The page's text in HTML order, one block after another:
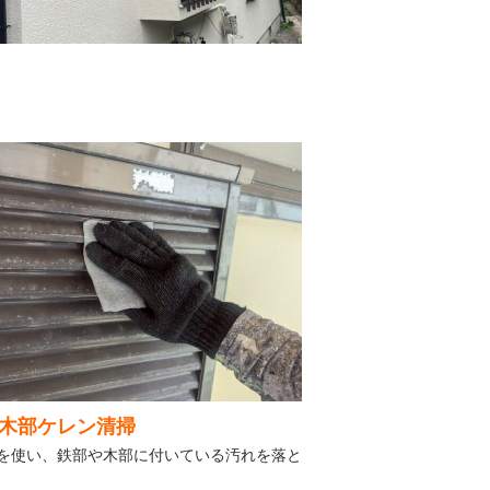
部ケレン清掃
使い、鉄部や木部に付いている汚れを落と